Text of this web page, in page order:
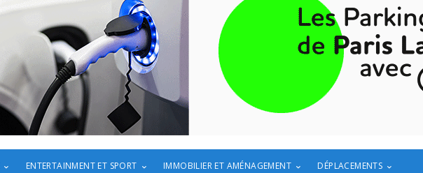
ENTERTAINMENT ET SPORT IMMOBILIER ET AMÉNAGEMENT DÉPLACEMENTS